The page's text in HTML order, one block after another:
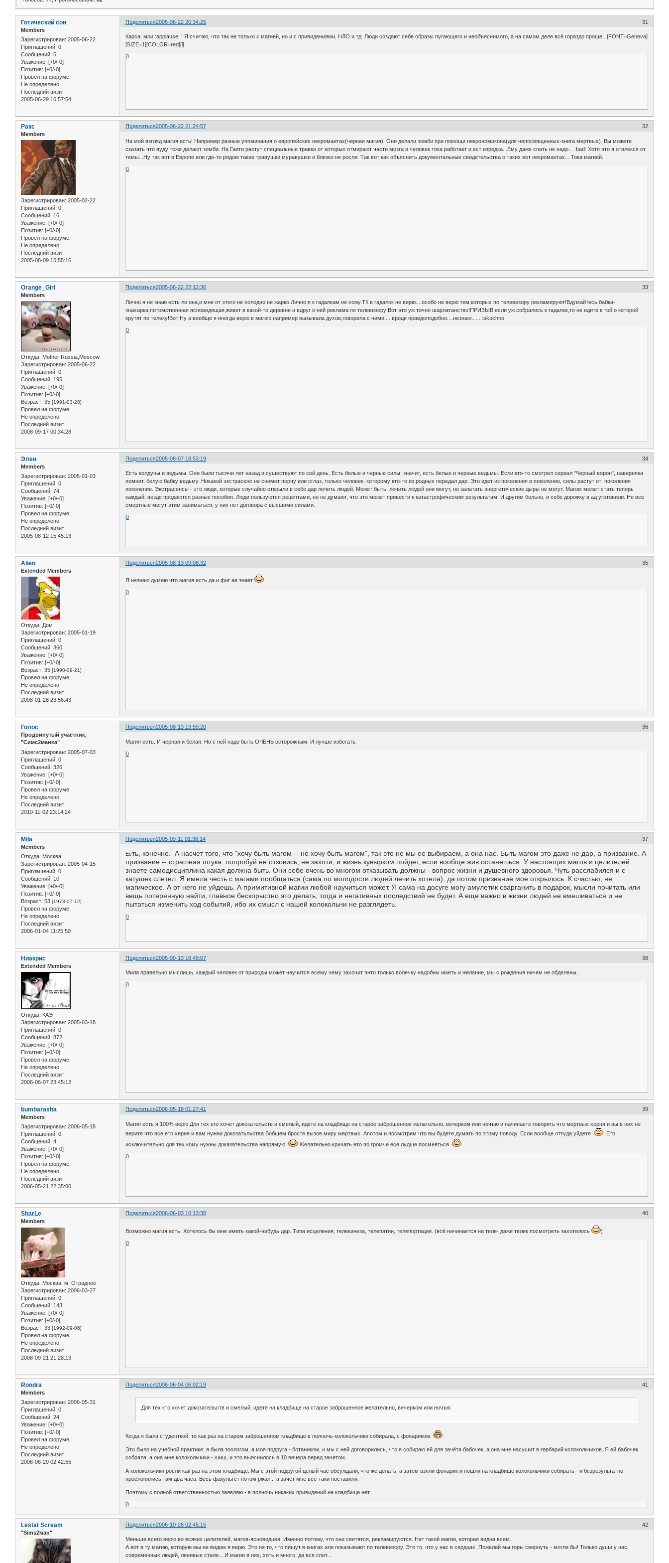
Поделиться 31
2005-06-22 20:34:25
Готический сон
Members
Зарегистрирован: 2005-06-22
Приглашений: 0
Сообщений: 5
Уважение: [+0/-0]
Позитив: [+0/-0]
Провел на форуме:
Не определено
Последний визит:
2005-06-29 16:57:54
Карса, мои :applause: ! Я считаю, что так не только с магией, но и с привидениями, НЛО и тд. Люди создают себе образы пугающего и необъяснимого, а на самом деле всё гораздо проще...[FONT=Geneva]
[SIZE=1][COLOR=red][i]
0
Поделиться 32
2005-06-22 21:24:57
Ракс
Members
Зарегистрирован: 2005-02-22
Приглашений: 0
Сообщений: 16
Уважение: [+0/-0]
Позитив: [+0/-0]
Провел на форуме:
Не определено
Последний визит:
2005-08-09 15:55:16
На мой взгляд магия есть! Например разные упоминания о европейских некромантах(черная магия). Они делали зомби при помощи некрономикона(для непосвященных-книга мертвых). Вы можете
сказать что вуду тоже делают зомби. На Гаити растут специальные травки от которых отмирают части мозга и человек тока работает и ест изредка...Ему даже спать не надо... :bad: Хотя это я отвлекся от
темы...Ну так вот в Европе или где-то рядом такие травушки муравушки и близко не росли. Так вот как объяснить документальные свидетельства о таких вот некромантах....Тока магией.
0
Поделиться 33
2005-06-22 22:12:36
Orange_Girl
Members
Откуда: Mother Russia,Moscow
Зарегистрирован: 2005-06-22
Приглашений: 0
Сообщений: 195
Уважение: [+0/-0]
Позитив: [+0/-0]
Возраст: 35 [1991-03-28]
Провел на форуме:
Не определено
Последний визит:
2008-09-17 00:34:28
Лично я не знаю есть ли она,и мне от этого не холодно не жарко.Лично я к гадалкам не хожу.ТК в гадалок не верю....особо не верю тем,которых по телевизору рекламируют!Вдумайтесь:бабка-
знахарка,потомственная ясновидящая,живет в какой-то деревне и вдруг о ней реклама по телевизору!Вот это уж точно шарлатанство!ПРИЗЫВ:если уж собрались к гадалке,то не идите к той о которой
крутят по телеку!Вот!Ну а вообще я иногда верю в магию,например вызывала духов,говорила с ними.....вроде правдоподобно....незнаю...... :skuchno:
0
Поделиться 34
2005-08-07 18:53:19
Элен
Members
Зарегистрирован: 2005-01-03
Приглашений: 0
Сообщений: 74
Уважение: [+0/-0]
Позитив: [+0/-0]
Провел на форуме:
Не определено
Последний визит:
2005-08-12 15:45:13
Есть колдуны и ведьмы. Они были тысячи лет назад и существуют по сей день. Есть белые и черные силы, значит, есть белые и черные ведьмы. Если кто-то смотрел сериал "Черный ворон", наверняка
помнит, белую бабку ведьму. Никакой экстрасенс не снимет порчу или сглаз, только человек, которому кто-то из родных передал дар. Это идет из поколения в поколение, силы растут от поколения
поколение. Экстрасенсы - это люди, которые случайно открыли в себе дар лечить людей. Может быть, лечить людей они могут, но залатать энергетические дыры не могут. Магом может стать теперь
каждый, везде продаются разные пособия. Люди пользуются рецептами, но не думают, что это может привести к катастрофическим результатам. И другим больно, и себе дорожку в ад уготовили. Не все
смертные могут этим заниматься, у них нет договора с высшими силами.
0
Поделиться 35
2005-08-13 09:08:32
Alien
Extended Members
Откуда: Дом
Зарегистрирован: 2005-01-19
Приглашений: 0
Сообщений: 360
Уважение: [+0/-0]
Позитив: [+0/-0]
Возраст: 35 [1990-09-21]
Провел на форуме:
Не определено
Последний визит:
2008-01-28 23:56:43
Я незнаю думаю что магия есть да и фиг ее знает
0
Поделиться 36
2005-08-13 19:59:20
Голос
Продвинутый участник,
"Симс2манка"
Зарегистрирован: 2005-07-03
Приглашений: 0
Сообщений: 326
Уважение: [+0/-0]
Позитив: [+0/-0]
Провел на форуме:
Не определено
Последний визит:
2010-11-02 23:14:24
Магия есть. И черная и белая. Но с ней надо быть ОЧЕНЬ осторожным. И лучше избегать.
0
Поделиться 37
2005-09-11 01:38:14
Mila
Members
Откуда: Москва
Зарегистрирован: 2005-04-15
Приглашений: 0
Сообщений: 10
Уважение: [+0/-0]
Позитив: [+0/-0]
Возраст: 53 [1973-07-12]
Провел на форуме:
Не определено
Последний визит:
2006-01-04 11:25:50
Есть, конечно. А насчет того, что "хочу быть магом -- не хочу быть магом", так это не мы ее выбираем, а она нас. Быть магом это даже не дар, а призвание. А
призвание -- страшная штука: попробуй не отзовись, не захоти, и жизнь кувырком пойдет, если вообще жив останешься. У настоящих магов и целителей
знаете самодисциплина какая должна быть. Они себе очень во многом отказывать должны - вопрос жизни и душевного здоровья. Чуть расслабился и с
катушек слетел. Я имела честь с магами пообщаться (сама по молодости людей лечить хотела), да потом призвание мое открылось. К счастью, не
магическое. А от него не уйдешь. А примитивной магии любой научиться может. Я сама на досуге могу амулетик сварганить в подарок, мысли почитать или
вещь потерянную найти, главное бескорыстно это делать, тогда и негативных последствий не будет. А еще важно в жизни людей не вмешиваться и не
пытаться изменить ход событий, ибо их смысл с нашей колокольни не разглядеть.
0
Поделиться 38
2005-09-13 16:49:07
Ниакрис
Extended Members
Откуда: КАЭ
Зарегистрирован: 2005-03-18
Приглашений: 0
Сообщений: 872
Уважение: [+0/-0]
Позитив: [+0/-0]
Провел на форуме:
Не определено
Последний визит:
2008-06-07 23:45:12
Мила правельно мыслишь, каждый человек от природы может научится всему чему захочит энто только волечку надобны иметь и желание, мы с рождения ничем не обделены...
0
Поделиться 39
2006-05-18 01:27:41
bumbarasha
Members
Зарегистрирован: 2006-05-18
Приглашений: 0
Сообщений: 4
Уважение: [+0/-0]
Позитив: [+0/-0]
Провел на форуме:
Не определено
Последний визит:
2006-05-21 22:35:00
Магия есть я 100% верю Для тех кто хочет докозательств и смелый, идете на кладбище на старое заброшенное желательно, вечерком или ночъю и начинаете говорить что мертвые херня и вы в них не
верите что все ето херня и вам нужни докозатьльства Вобщем бросте вызов миру мертвых. Апотом и посмотрим что вы будете думать по этому поводу. Если вообще оттуда уйдете
Ето
исключительно для тех кому нужны доказательства напрямую
Желательно кричать ето по громче есе лудше посмеяться
0
Поделиться 40
2006-06-03 16:13:38
SharLe
Members
Откуда: Москва, м. Отрадное
Зарегистрирован: 2006-03-27
Приглашений: 0
Сообщений: 143
Уважение: [+0/-0]
Позитив: [+0/-0]
Возраст: 33 [1992-09-06]
Провел на форуме:
Не определено
Последний визит:
2008-09-21 21:28:13
Возможно магия есть. Хотелось бы мне иметь какой-нибудь дар. Типа исцеления, телекинеза, телепатии, телепортации. (всё начинается на теле- даже телек посмотреть захотелось
)
0
Поделиться 41
2006-06-04 06:02:19
Rondra
Members
Зарегистрирован: 2006-05-31
Приглашений: 0
Сообщений: 24
Уважение: [+0/-0]
Позитив: [+0/-0]
Провел на форуме:
Не определено
Последний визит:
2006-06-29 02:42:55
Для тех кто хочет докозательств и смелый, идете на кладбище на старое заброшенное желательно, вечерком или ночъю
Когда я была студенткой, то как раз на старом заброшенном кладбище в полночь колокольчики собирала, с фонариком.
Это было на учебной практике: я была зоологом, а моя подруга - ботаником, и мы с ней договорились, что я собираю ей для зачёта бабочек, а она мне насушит в гербарий колокольчиков. Я ей бабочек
собрала, а она мне колокольчики - шиш, и это выяснилось в 10 вечера перед зачетом.
А колокольчики росли как раз на этом кладбище. Мы с этой подругой целый час обсуждали, что же делать, а затем взяли фонарик и пошли на кладбище колокольчики собирать - и безрезультатно
прослонялись там два часа. Весь факультет потом ржал... а зачёт мне всё-таки поставили.
Поэтому с полной ответственностью заявляю - в полночь никаких привидений на кладбище нет.
0
Поделиться 42
2006-10-28 02:45:15
Lestat Scream
"Sims2ман"
Меньше всего верю во всяких целителей, магов-ясновидцев. Именно потому, что они светятся, рекламируются. Нет такой магии, которая видна всем.
А вот в ту магию, которую мы не видим я верю. Это не то, что пишут в книгах или показывают по телевизору. Это то, что у нас в сердцах. Пожелай мы горы свернуть - могли бы! Только души у нас,
современных людей, ленивые стали... И магии в них, хоть и много, да вся спит...